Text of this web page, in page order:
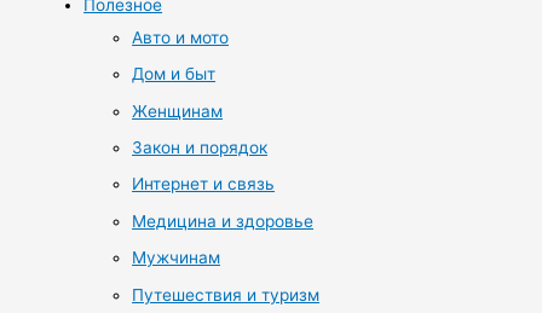
Полезное
Авто и мото
Дом и быт
Женщинам
Закон и порядок
Интернет и связь
Медицина и здоровье
Мужчинам
Путешествия и туризм